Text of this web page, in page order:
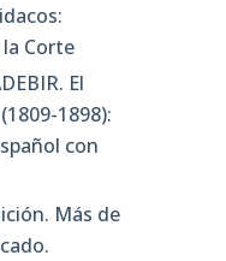
Corte
El
1898):
con
Más de